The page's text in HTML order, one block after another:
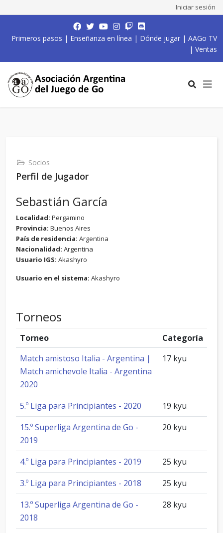
Iniciar sesión
Primeros pasos | Enseñanza en línea | Dónde jugar | AAGo TV
| Ventas
Socios
Perfil de Jugador
Sebastián García
Localidad: Pergamino
Provincia: Buenos Aires
País de residencia: Argentina
Nacionalidad: Argentina
Usuario IGS: Akashyro
Usuario en el sistema: Akashyro
Torneos
Torneo
Categoría
Match amistoso Italia - Argentina |
Match amichevole Italia - Argentina
2020
17 kyu
5.º Liga para Principiantes - 2020
19 kyu
15.º Superliga Argentina de Go -
2019
20 kyu
4.º Liga para Principiantes - 2019
25 kyu
3.º Liga para Principiantes - 2018
25 kyu
13.º Superliga Argentina de Go -
2018
28 kyu